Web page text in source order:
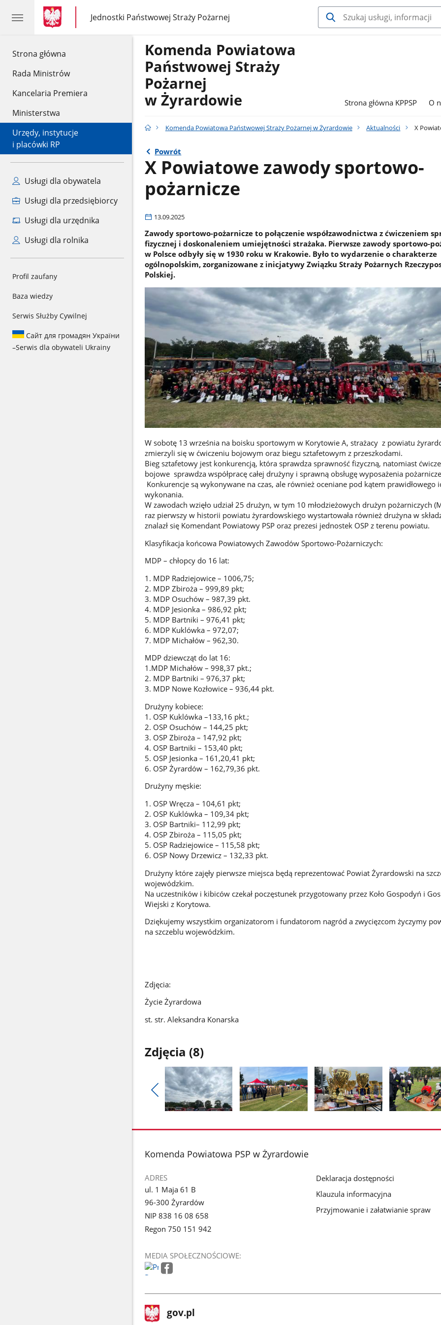
Strona główna
Rada Ministrów
Kancelaria Premiera
Ministerstwa
Urzędy, instytucje
i placówki RP
Usługi dla obywatela
Usługi dla przedsiębiorcy
Usługi dla urzędnika
Usługi dla rolnika
Profil zaufany
Baza wiedzy
Serwis Służby Cywilnej
Сайт для громадян України
–Serwis dla obywateli Ukrainy
gov.pl
gov.pl
Jednostki Państwowej Straży Pożarnej
gov.pl
Jednostki
Państwowej
Komenda Powiatowa
Państwowej Straży
Pożarnej
w Żyrardowie
Strona główna KPPSP O
Komenda Powiatowa Państwowej Straży Pożarnej w Żyrardowie Aktualności X
Powrót
X Powiatowe zawody sportowo-
pożarnicze
13.09.2025
Zawody sportowo-pożarnicze to połączenie współzawodnictwa z ćwiczeniem
fizycznej i doskonaleniem umiejętności strażaka. Pierwsze zawody sportowo-
w Polsce odbyły się w 1930 roku w Krakowie. Było to wydarzenie o charakterze
ogólnopolskim, zorganizowane z inicjatywy Związku Straży Pożarnych
Polskiej.
W sobotę 13 września na boisku sportowym w Korytowie A, strażacy z powiatu
zmierzyli się w ćwiczeniu bojowym oraz biegu sztafetowym z przeszkodami.
Bieg sztafetowy jest konkurencją, która sprawdza sprawność fizyczną, natomiast
bojowe sprawdza współpracę całej drużyny i sprawną obsługę wyposażenia
Konkurencje są wykonywane na czas, ale również oceniane pod kątem prawidłowego
wykonania.
W zawodach wzięło udział 25 drużyn, w tym 10 młodzieżowych drużyn pożarniczych
raz pierwszy w historii powiatu żyrardowskiego wystartowała również drużyna w
znalazł się Komendant Powiatowy PSP oraz prezesi jednostek OSP z terenu powiatu.
Klasyfikacja końcowa Powiatowych Zawodów Sportowo-Pożarniczych:
MDP – chłopcy do 16 lat:
1. MDP Radziejowice – 1006,75;
2. MDP Zbiroża – 999,89 pkt;
3. MDP Osuchów – 987,39 pkt.
4. MDP Jesionka – 986,92 pkt;
5. MDP Bartniki – 976,41 pkt;
6. MDP Kuklówka – 972,07;
7. MDP Michałów – 962,30.
MDP dziewcząt do lat 16:
1.MDP Michałów – 998,37 pkt.;
2. MDP Bartniki – 976,37 pkt;
3. MDP Nowe Kozłowice – 936,44 pkt.
Drużyny kobiece:
1. OSP Kuklówka –133,16 pkt.;
2. OSP Osuchów – 144,25 pkt;
3. OSP Zbiroża – 147,92 pkt;
4. OSP Bartniki – 153,40 pkt;
5. OSP Jesionka – 161,20,41 pkt;
6. OSP Żyrardów – 162,79,36 pkt.
Drużyny męskie:
1. OSP Wręcza – 104,61 pkt;
2. OSP Kuklówka – 109,34 pkt;
3. OSP Bartniki– 112,99 pkt;
4. OSP Zbiroża – 115,05 pkt;
5. OSP Radziejowice – 115,58 pkt;
6. OSP Nowy Drzewicz – 132,33 pkt.
Drużyny które zajęły pierwsze miejsca będą reprezentować Powiat Żyrardowski na
wojewódzkim.
Na uczestników i kibiców czekał poczęstunek przygotowany przez Koło Gospodyń i
Wiejski z Korytowa.
Dziękujemy wszystkim organizatorom i fundatorom nagród a zwycięzcom życzymy
na szczeblu wojewódzkim.
Zdjęcia:
Życie Żyrardowa
st. str. Aleksandra Konarska
Zdjęcia (8)
Pokaż
poprzednie
galerii.
galerii.
stopka
Komenda Powiatowa PSP w Żyrardowie
ADRES
ul. 1 Maja 61 B
96-300 Żyrardów
NIP 838 16 08 658
Regon 750 151 942
MEDIA SPOŁECZNOŚCIOWE:
Deklaracja dostępności
Klauzula informacyjna
Przyjmowanie i załatwianie spraw
stopka
gov.pl Strona
gov.pl